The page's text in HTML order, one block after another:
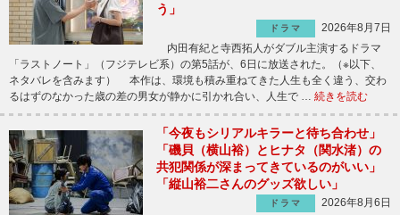
う」
ドラマ
2026年8月7日
内田有紀と寺西拓人がダブル主演するドラマ
「ラストノート」（フジテレビ系）の第5話が、6日に放送された。（※以下、
ネタバレを含みます） 本作は、環境も積み重ねてきた人生も全く違う、交わ
るはずのなかった歳の差の男女が静かに引かれ合い、人生で … 続きを読む
「今夜もシリアルキラーと待ち合わせ」
「磯貝（横山裕）とヒナタ（関水渚）の
共犯関係が深まってきているのがいい」
「縦山裕二さんのグッズ欲しい」
ドラマ
2026年8月6日